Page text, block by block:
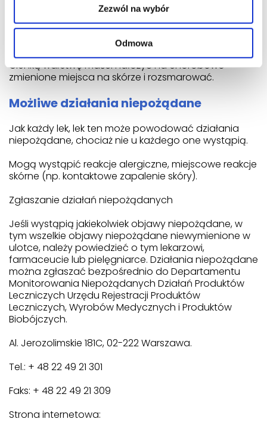
Zezwól na wybór
Odmowa
O ile lekarz nie zaleci inaczej, lek stosuje się od 2 do 3
Lek jest przeznaczony do stosowania na skórę.
Cienką warstwę maści nałożyć na chorobowo
zmienione miejsca na skórze i rozsmarować.
Możliwe działania niepożądane
Jak każdy lek, lek ten może powodować działania
niepożądane, chociaż nie u każdego one wystąpią.
Mogą wystąpić reakcje alergiczne, miejscowe reakcje
skórne (np. kontaktowe zapalenie skóry).
Zgłaszanie działań niepożądanych
Jeśli wystąpią jakiekolwiek objawy niepożądane, w
tym wszelkie objawy niepożądane niewymienione w
ulotce, należy powiedzieć o tym lekarzowi,
farmaceucie lub pielęgniarce. Działania niepożądane
można zgłaszać bezpośrednio do Departamentu
Monitorowania Niepożądanych Działań Produktów
Leczniczych Urzędu Rejestracji Produktów
Leczniczych, Wyrobów Medycznych i Produktów
Biobójczych.
Al. Jerozolimskie 181C, 02-222 Warszawa.
Tel.: + 48 22 49 21 301
Faks: + 48 22 49 21 309
Strona internetowa: